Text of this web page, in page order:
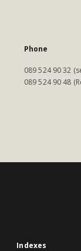
Phone
089 524 90 32
089 524 90 48
Indexes